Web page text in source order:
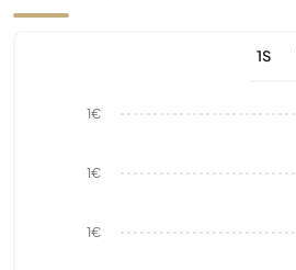
1S
1€
1€
1€